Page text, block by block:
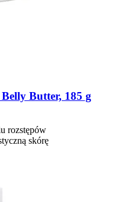
Butter, 185 g
rozstępów
skórę